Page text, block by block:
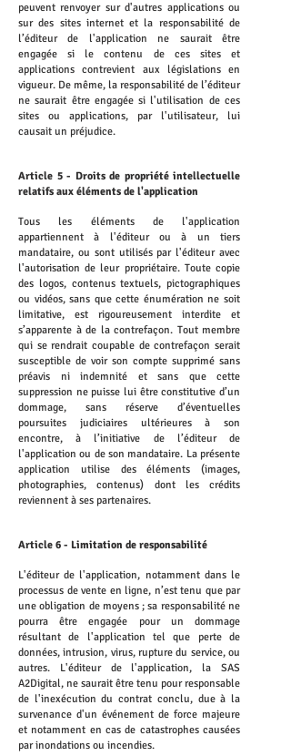
peuvent renvoyer sur d'autres applications ou
sur des sites internet et la responsabilité de
l’éditeur de l'application ne saurait être
engagée si le contenu de ces sites et
applications contrevient aux législations en
vigueur. De même, la responsabilité de l’éditeur
ne saurait être engagée si l'utilisation de ces
sites ou applications, par l'utilisateur, lui
causait un préjudice.
Article 5 - Droits de propriété intellectuelle
relatifs aux éléments de l'application
Tous les éléments de l'application
appartiennent à l'éditeur ou à un tiers
mandataire, ou sont utilisés par l'éditeur avec
l'autorisation de leur propriétaire. Toute copie
des logos, contenus textuels, pictographiques
ou vidéos, sans que cette énumération ne soit
limitative, est rigoureusement interdite et
s’apparente à de la contrefaçon. Tout membre
qui se rendrait coupable de contrefaçon serait
susceptible de voir son compte supprimé sans
préavis ni indemnité et sans que cette
suppression ne puisse lui être constitutive d’un
dommage, sans réserve d’éventuelles
poursuites judiciaires ultérieures à son
encontre, à l’initiative de l’éditeur de
l'application ou de son mandataire. La présente
application utilise des éléments (images,
photographies, contenus) dont les crédits
reviennent à ses partenaires.
Article 6 - Limitation de responsabilité
L'éditeur de l'application, notamment dans le
processus de vente en ligne, n’est tenu que par
une obligation de moyens ; sa responsabilité ne
pourra être engagée pour un dommage
résultant de l'application tel que perte de
données, intrusion, virus, rupture du service, ou
autres. L'éditeur de l'application, la SAS
A2Digital, ne saurait être tenu pour responsable
de l'inexécution du contrat conclu, due à la
survenance d'un événement de force majeure
et notamment en cas de catastrophes causées
par inondations ou incendies.